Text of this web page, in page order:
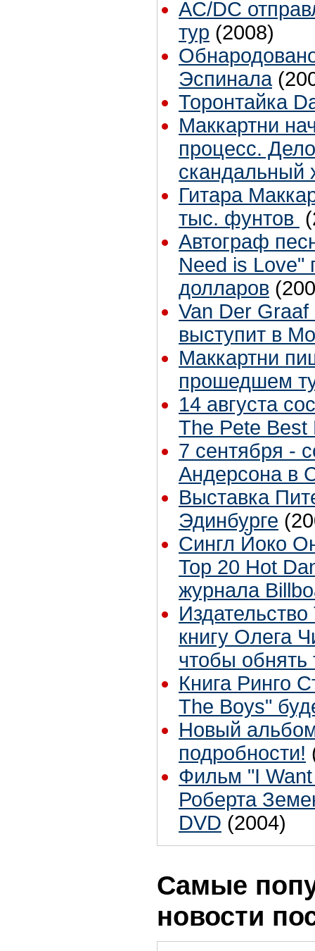
AC/DC
тур (2008)
Эспинала
Торонтайка
Маккартни
процесс.
скандальный
Гитара
тыс. фунтов
Автограф
Need is Love"
долларов
Van Der
выступит в
Маккартни
прошедшем
14 августа
The Pete
7 сентября -
Андерсона в
Выставка
Эдинбурге
Сингл Йоко
Top 20 Hot
журнала
книгу Олега
чтобы обнять
Книга Ринго
The Boys"
Новый
подробности!
Фильм "I Want
Роберта
DVD (2004)
Самые
новости